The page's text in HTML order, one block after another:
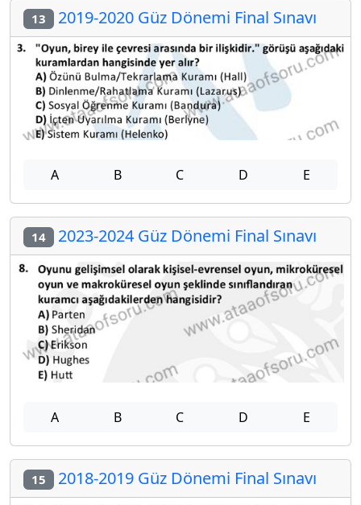
13 2019-2020 Güz Dönemi Final Sınavı
A B C D E
14 2023-2024 Güz Dönemi Final Sınavı
A B C D E
15 2018-2019 Güz Dönemi Final Sınavı